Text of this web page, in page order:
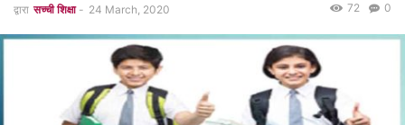
द्वारा सच्ची शिक्षा - 24 March, 2020 0
72